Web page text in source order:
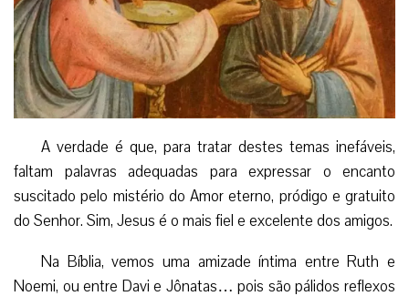
A verdade é que, para tratar destes temas inefáveis,
faltam palavras adequadas para expressar o encanto
suscitado pelo mistério do Amor eterno, pródigo e gratuito
do Senhor. Sim, Jesus é o mais fiel e excelente dos amigos.
Na Bíblia, vemos uma amizade íntima entre Ruth e
Noemi, ou entre Davi e Jônatas… pois são pálidos reflexos